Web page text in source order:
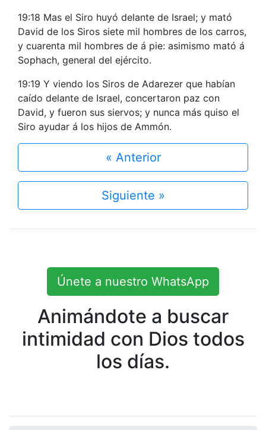
19:18 Mas el Siro huyó delante de Israel; y mató
David de los Siros siete mil hombres de los carros,
y cuarenta mil hombres de á pie: asimismo mató á
Sophach, general del ejército.
19:19 Y viendo los Siros de Adarezer que habían
caído delante de Israel, concertaron paz con
David, y fueron sus siervos; y nunca más quiso el
Siro ayudar á los hijos de Ammón.
« Anterior
Siguiente »
Únete a nuestro WhatsApp
Animándote a buscar
intimidad con Dios todos
los días.